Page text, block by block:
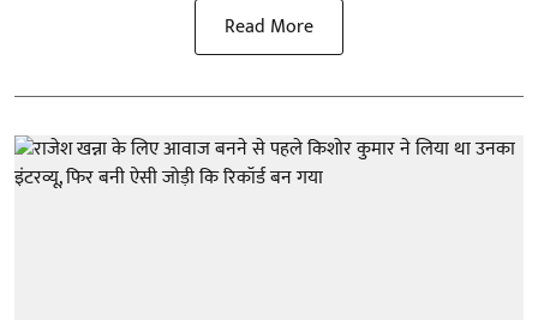
Read More